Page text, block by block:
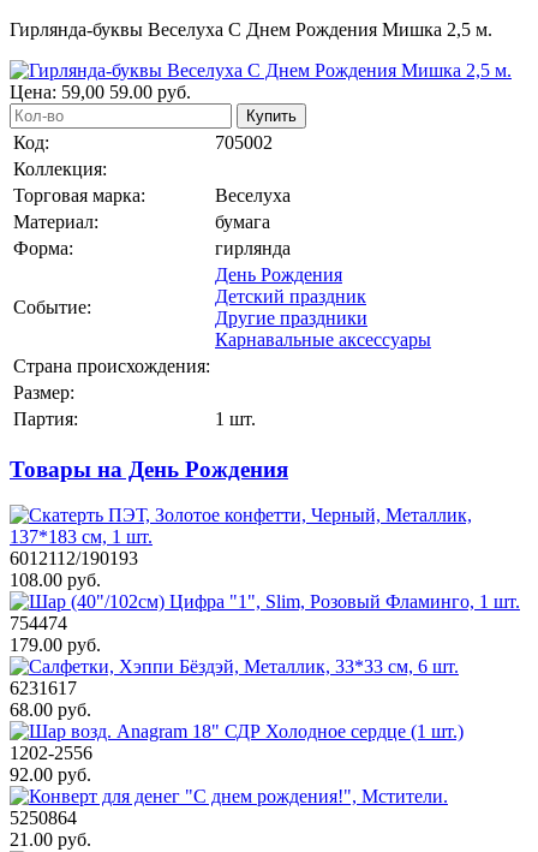
Гирлянда-буквы Веселуха С Днем Рождения Мишка 2,5 м.
Цена: 59,00 59.00 руб.
Купить
Код:
705002
Коллекция:
Торговая марка:
Веселуха
Материал:
бумага
Форма:
гирлянда
Событие:
День Рождения
Детский праздник
Другие праздники
Карнавальные аксессуары
Страна происхождения:
Размер:
Партия:
1 шт.
Товары на День Рождения
6012112/190193
108.00 руб.
754474
179.00 руб.
6231617
68.00 руб.
1202-2556
92.00 руб.
5250864
21.00 руб.